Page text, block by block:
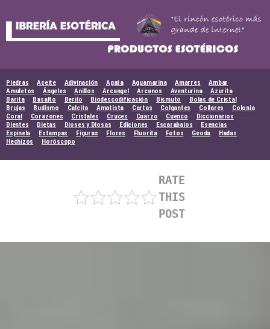
Piedras Aceite Adivinación Agata Aguamarina Amarres
Ambar
Amuletos
Ángeles Anillos Arcangel Arcanos Aventurina
Azurita
Barita
Basalto Berilo Biodescodificación Bismuto
Bolas de Cristal
Brujas
Budismo Calcita Amatista Cartas Colgantes Collares
Colonia
Coral
Corazones Cristales Cruces Cuarzo Cuenco
Diccionarios
Dientes
Dietas Dioses y Diosas Ediciones Escarabajos
Esencias
Espinela
Estampas Figuras Flores Fluorita Fotos Geoda
Hadas
Hechizos
Horóscopo
RATE
THIS
POST